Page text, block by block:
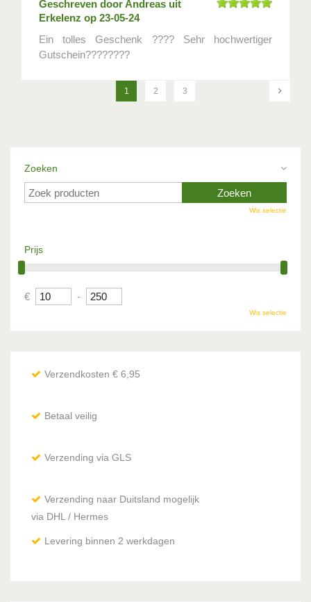
Geschreven doorAndreas uit
Erkelenz op 23-05-24
Ein tolles Geschenk ???? Sehr hochwertiger
Gutschein????????
1 2 3
Zoeken
Wis selectie
Prijs
€ -
Wis selectie
Verzendkosten € 6,95
Betaal veilig
Verzending via GLS
Verzending naar Duitsland mogelijk
via DHL / Hermes
Levering binnen 2 werkdagen